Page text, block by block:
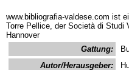
www.bibliografia-valdese.com ist
Torre Pellice, der Società di Studi
Hannover
Gattung:
Autor/Herausgeber: